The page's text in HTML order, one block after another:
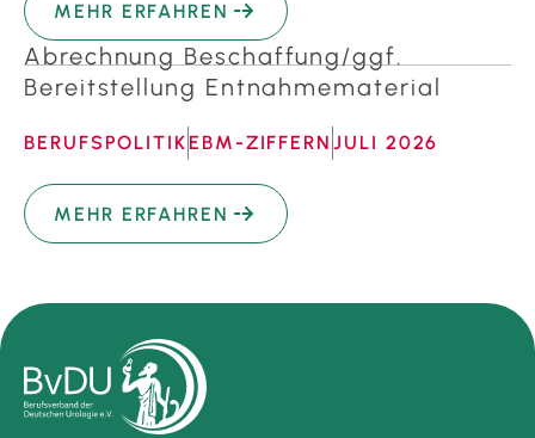
MEHR ERFAHREN
Abrechnung Beschaffung/ggf.
Bereitstellung Entnahmematerial
BERUFSPOLITIK EBM-ZIFFERN JULI 2026
MEHR ERFAHREN